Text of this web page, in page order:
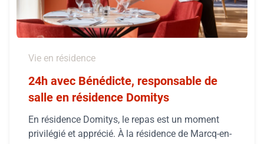
Vie en résidence
24h avec Bénédicte, responsable de
salle en résidence Domitys
En résidence Domitys, le repas est un moment
privilégié et apprécié. À la résidence de Marcq-en-